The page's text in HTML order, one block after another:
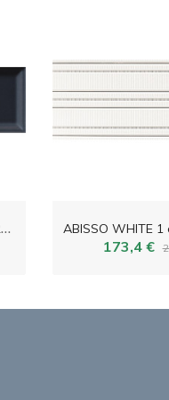
A
BISSO BAR NAVY obklad 23,7x7,8
173,4 €